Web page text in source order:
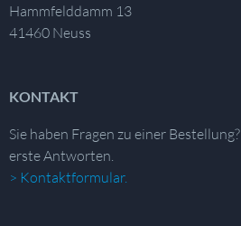
Hammfelddamm 13
41460 Neuss
KONTAKT
Sie haben Fragen zu einer Bestellung?
erste Antworten.
> Kontaktformular.